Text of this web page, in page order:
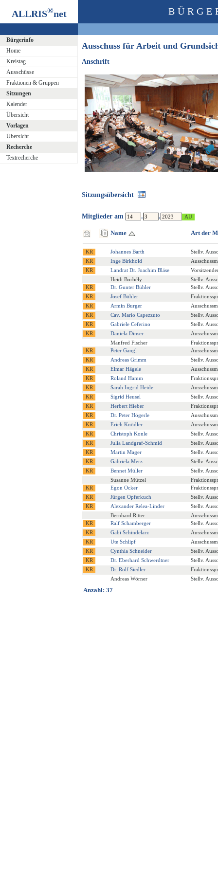
ALLRIS®net
Bürgerinfo
Home
Kreistag
Ausschüsse
Fraktionen & Gruppen
Sitzungen
Kalender
Übersicht
Vorlagen
Übersicht
Recherche
Textrecherche
Ausschuss für Arbeit und
Anschrift
Sitzungsübersicht
Mitglieder am . .
Name Art der
Johannes Barth
Stellv.
Inge Birkhold
Landrat Dr. Joachim Bläse
Heidi Borbély
Stellv.
Dr. Gunter Bühler
Stellv.
Josef Bühler
Armin Burger
Cav. Mario Capezzuto
Stellv.
Gabriele Ceferino
Stellv.
Daniela Dinser
Manfred Fischer
Peter Gangl
Andreas Grimm
Stellv.
Elmar Hägele
Roland Hamm
Sarah Ingrid Heide
Sigrid Heusel
Stellv.
Herbert Hieber
Dr. Peter Högerle
Erich Knödler
Christoph Konle
Stellv.
Julia Landgraf-Schmid
Stellv.
Martin Mager
Stellv.
Gabriela Merz
Stellv.
Bennet Müller
Stellv.
Susanne Mützel
Egon Ocker
Jürgen Opferkuch
Stellv.
Alexander Relea-Linder
Stellv.
Bernhard Ritter
Ralf Schamberger
Stellv.
Gabi Schindelarz
Ute Schlipf
Cynthia Schneider
Stellv.
Dr. Eberhard Schwerdtner
Stellv.
Dr. Rolf Siedler
Andreas Wörner
Stellv.
Anzahl: 37